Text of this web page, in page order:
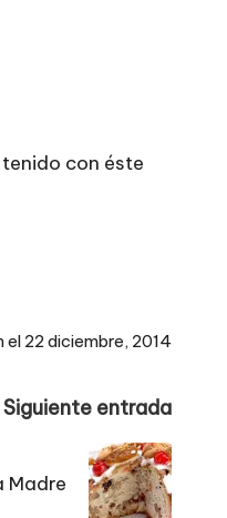
con éste
22 diciembre, 2014
Siguiente entrada
Madre